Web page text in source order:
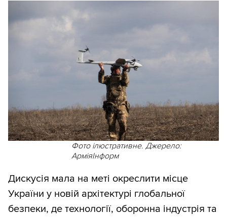
Фото ілюстративне. Джерело:
АрміяІнформ
Дискусія мала на меті окреслити місце
України у новій архітектурі глобальної
безпеки, де технології, оборонна індустрія та